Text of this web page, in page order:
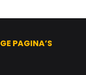
PAGINA’S